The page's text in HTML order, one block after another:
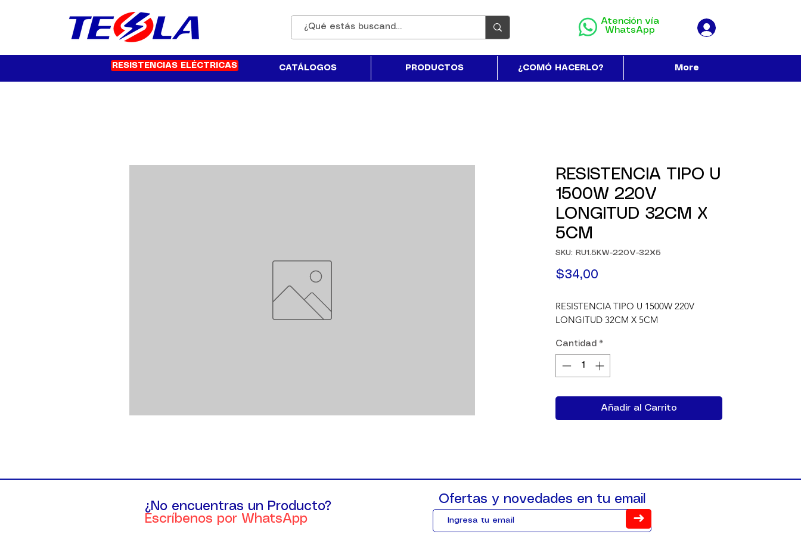
Atención vía
WhatsApp
RESISTENCIAS ELÉCTRICAS CATÁLOGOS PRODUCTOS ¿COMÓ HACERLO? More
RESISTENCIA TIPO U
1500W 220V
LONGITUD 32CM X
5CM
SKU: RU1.5KW-220V-32X5
$34,00
RESISTENCIA TIPO U 1500W 220V
LONGITUD 32CM X 5CM
Cantidad *
Añadir al Carrito
¿No encuentras un Producto?
Escríbenos por WhatsApp
Ofertas y novedades en tu email
➜